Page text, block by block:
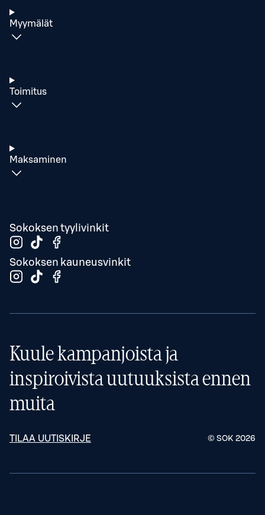
Myymälät
Toimitus
Maksaminen
Sokoksen tyylivinkit
Sokoksen kauneusvinkit
Kuule kampanjoista ja
inspiroivista uutuuksista ennen
muita
TILAA UUTISKIRJE © SOK 2026